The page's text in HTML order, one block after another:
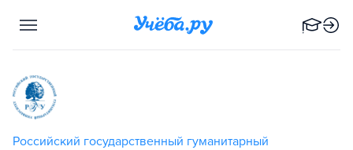
Российский государственный гуманитарный